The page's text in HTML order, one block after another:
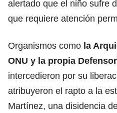
alertado que el niño sufre
que requiere atención
Organismos como la
ONU y la propia
intercedieron por su
atribuyeron el rapto a la
Martínez, una disidencia